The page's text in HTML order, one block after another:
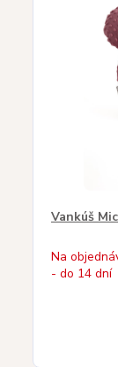
Vankúš
Na
- do 14 dní